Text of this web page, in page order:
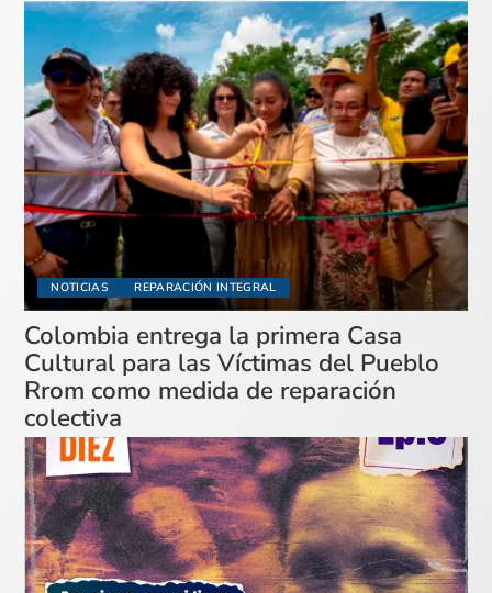
NOTICIAS REPARACIÓN INTEGRAL
Colombia entrega la primera Casa
Cultural para las Víctimas del Pueblo
Rrom como medida de reparación
colectiva